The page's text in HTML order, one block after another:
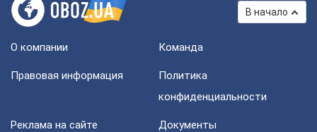
В начало
О компании Команда
Правовая информация
Политика
конфиденциальности
Реклама на сайте Документы